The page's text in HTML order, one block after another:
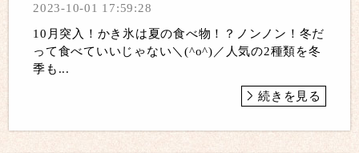
2023-10-01 17:59:28
10月突入！かき氷は夏の食べ物！？ノンノン！冬だ
って食べていいじゃない＼(^o^)／人気の2種類を冬
季も...
続きを見る